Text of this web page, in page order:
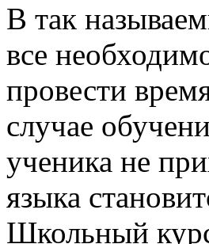
В так
все
провести
случае
ученика не
языка
Школьный